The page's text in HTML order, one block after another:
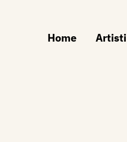
Home Artisti